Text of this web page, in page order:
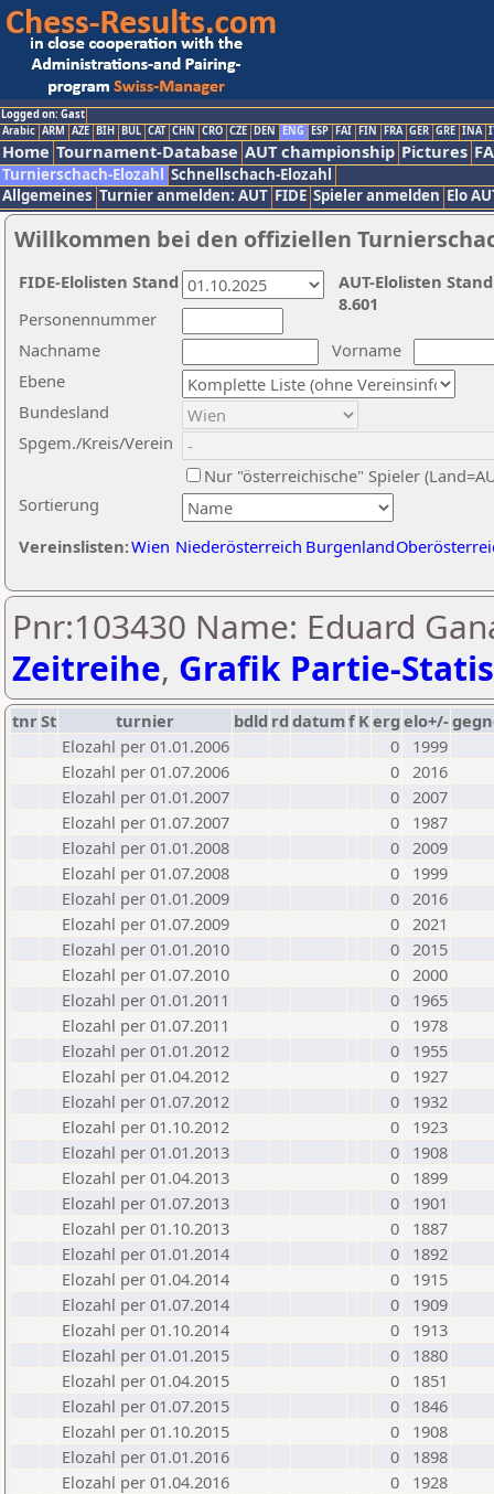
Logged on: Gast
Arabic ARM AZE BIH BUL CAT CHN CRO CZE DEN ENG ESP FAI FIN FRA GER GRE INA
Home Tournament-Database AUT championship Pictures
Turnierschach-Elozahl Schnellschach-Elozahl
Allgemeines Turnier anmelden: AUT FIDE Spieler anmelden Elo
Willkommen bei den offiziellen
Nachname
Vorname
Ebene
Sortierung
Personennummer
Bundesland
Spgem./Kreis/Verein
Nur "österreichische" Spieler
Vereinslisten:Wien Niederösterreich Burgenland
AUT-Elolisten
8.601
FIDE-Elolisten Stand
Pnr:103430 Name: Eduard
Zeitreihe, Grafik Partie-
tnrSt turnier bdld rd datumf Kerg elo+/-
Elozahl per 01.01.2006
0
1999
Elozahl per 01.07.2006
0 2016
Elozahl per 01.01.2007
0 2007
Elozahl per 01.07.2007
0
1987
Elozahl per 01.01.2008
0 2009
Elozahl per 01.07.2008
0
1999
Elozahl per 01.01.2009
0 2016
Elozahl per 01.07.2009
0 2021
Elozahl per 01.01.2010
0 2015
Elozahl per 01.07.2010
0 2000
Elozahl per 01.01.2011
0
1965
Elozahl per 01.07.2011
0
1978
Elozahl per 01.01.2012
0
1955
Elozahl per 01.04.2012
0
1927
Elozahl per 01.07.2012
0
1932
Elozahl per 01.10.2012
0
1923
Elozahl per 01.01.2013
0
1908
Elozahl per 01.04.2013
0
1899
Elozahl per 01.07.2013
0
1901
Elozahl per 01.10.2013
0
1887
Elozahl per 01.01.2014
0
1892
Elozahl per 01.04.2014
0
1915
Elozahl per 01.07.2014
0
1909
Elozahl per 01.10.2014
0
1913
Elozahl per 01.01.2015
0
1880
Elozahl per 01.04.2015
0
1851
Elozahl per 01.07.2015
0
1846
Elozahl per 01.10.2015
0
1908
Elozahl per 01.01.2016
0
1898
Elozahl per 01.04.2016
0
1928